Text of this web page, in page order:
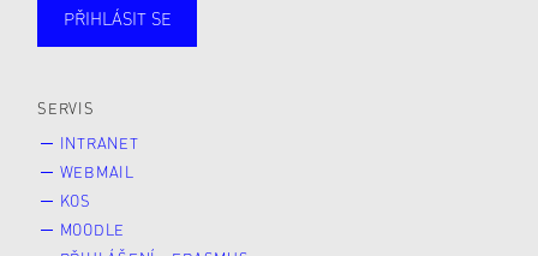
PŘIHLÁSIT SE
SERVIS
INTRANET
WEBMAIL
KOS
MOODLE